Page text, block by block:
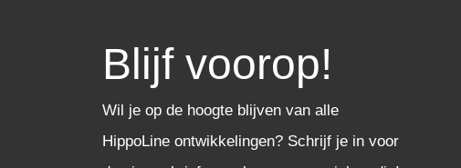
Blijf voorop!
Wil je op de hoogte blijven van alle
HippoLine ontwikkelingen? Schrijf je in voor